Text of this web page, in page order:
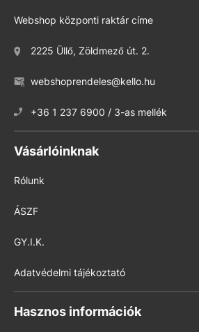
Webshop központi raktár címe
2225 Üllő, Zöldmező út. 2.
webshoprendeles@kello.hu
+36 1 237 6900 / 3-as mellék
Vásárlóinknak
Rólunk
ÁSZF
GY.I.K.
Adatvédelmi tájékoztató
Hasznos információk